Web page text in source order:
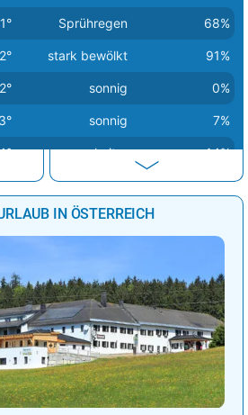
Sprühregen 68%
stark bewölkt 91%
sonnig 0%
sonnig 7%
heiter 14%
Sprühregen 88%
wolkig
IN ÖSTERREICH